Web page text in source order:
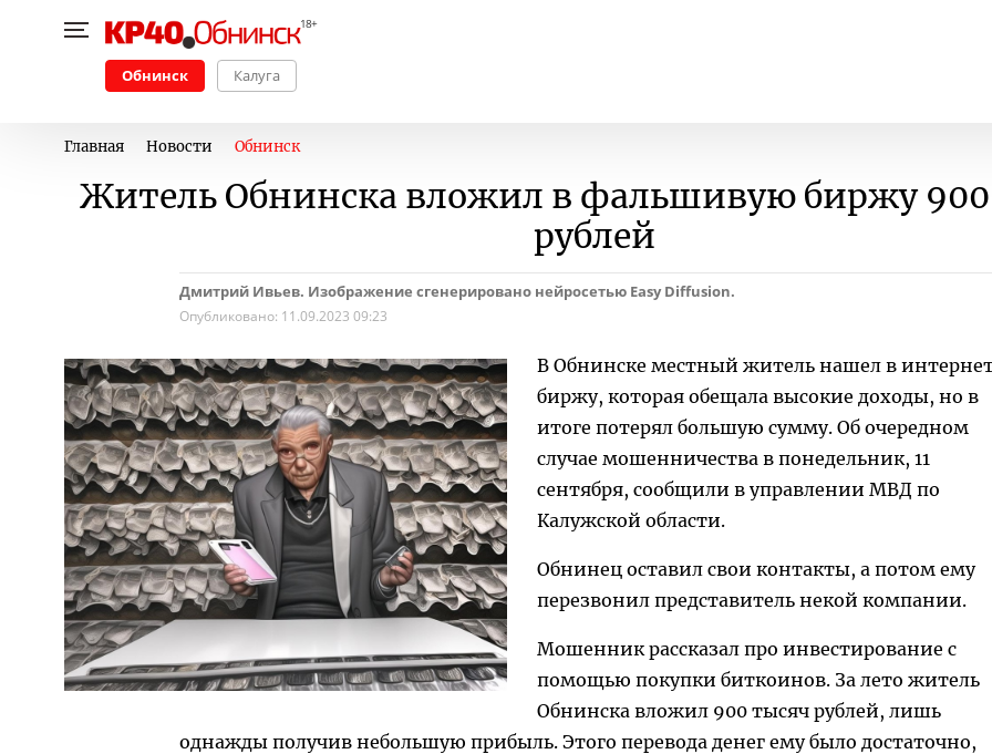
Обнинск Калуга
Главная Новости Обнинск
Житель Обнинска вложил в фальшивую биржу
рублей
Дмитрий Ивьев. Изображение сгенерировано нейросетью Easy Diffusion.
Опубликовано: 11.09.2023 09:23
В Обнинске местный житель нашел в
биржу, которая обещала высокие доходы, но в
итоге потерял большую сумму. Об очередном
случае мошенничества в понедельник, 11
сентября, сообщили в управлении МВД по
Калужской области.
Обнинец оставил свои контакты, а потом ему
перезвонил представитель некой компании.
Мошенник рассказал про инвестирование с
помощью покупки биткоинов. За лето житель
Обнинска вложил 900 тысяч рублей, лишь
однажды получив небольшую прибыль. Этого перевода денег ему было достаточно,